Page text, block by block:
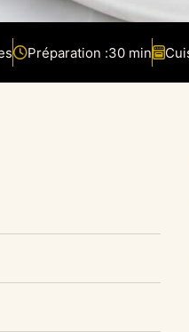
Préparation :30 min